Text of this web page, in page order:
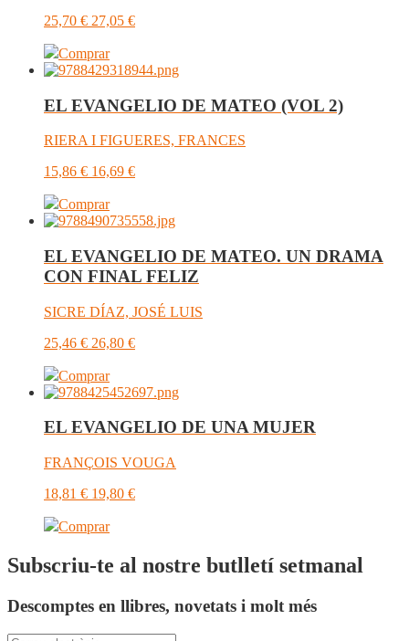
25,70 € 27,05 €
Comprar
EL EVANGELIO DE MATEO (VOL 2)
RIERA I FIGUERES, FRANCES
15,86 € 16,69 €
Comprar
EL EVANGELIO DE MATEO. UN DRAMA
CON FINAL FELIZ
SICRE DÍAZ, JOSÉ LUIS
25,46 € 26,80 €
Comprar
EL EVANGELIO DE UNA MUJER
FRANÇOIS VOUGA
18,81 € 19,80 €
Comprar
Subscriu-te al nostre butlletí setmanal
Descomptes en llibres, novetats i molt més